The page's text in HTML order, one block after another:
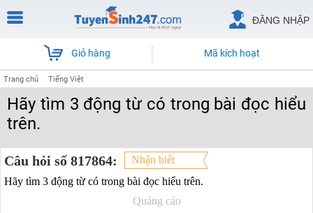
ĐĂNG NHẬP
Giỏ hàng Mã kích hoạt
Trang chủ Tiếng Việt
Hãy tìm 3 động từ có trong bài đọc hiểu
trên.
Câu hỏi số 817864:
Nhận biết
Hãy tìm 3 động từ có trong bài đọc hiểu trên.
Quảng cáo